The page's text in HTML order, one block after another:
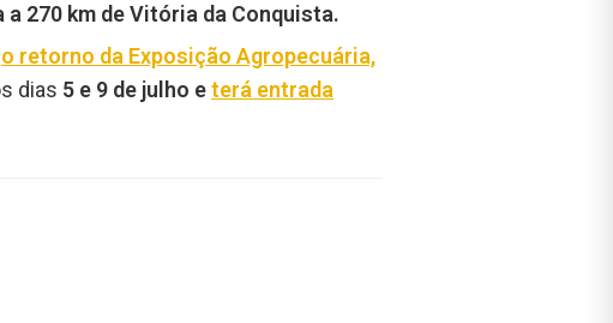
a 270 km de Vitória da Conquista.
o retorno da Exposição Agropecuária,
dias 5 e 9 de julho eterá entrada